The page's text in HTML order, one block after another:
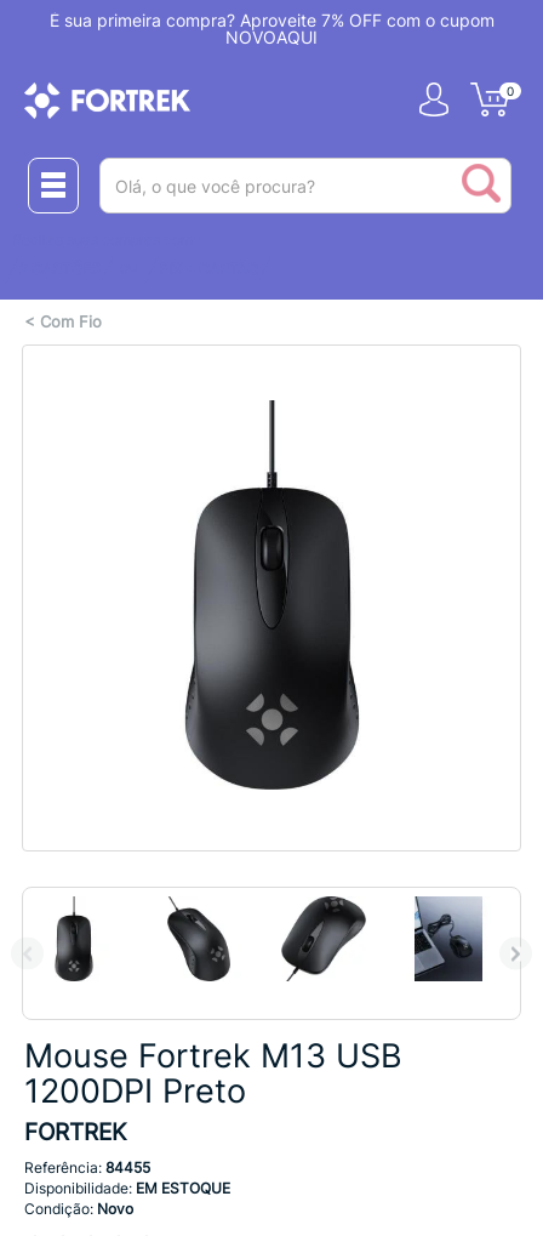
É sua primeira compra? Aproveite 7% OFF com o cupom
NOVOAQUI
0
< Com Fio
Mouse Fortrek M13 USB
1200DPI Preto
FORTREK
Referência: 84455
Disponibilidade: EM ESTOQUE
Condição: Novo